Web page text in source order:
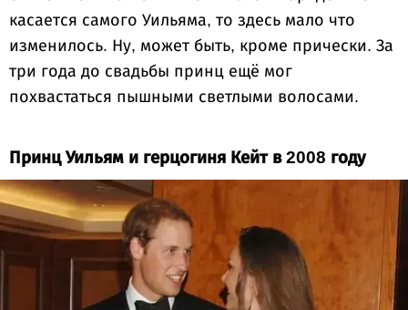
касается самого Уильяма, то здесь мало что
изменилось. Ну, может быть, кроме прически. За
три года до свадьбы принц ещё мог
похвастаться пышными светлыми волосами.
Принц Уильям и герцогиня Кейт в 2008 году